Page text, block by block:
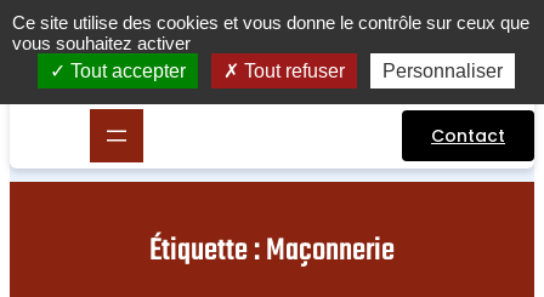
Aller
au
contenu
Contact
Étiquette :Maçonnerie
Ce site utilise des cookies et vous donne le contrôle sur ceux que
vous souhaitez activer
Tout accepter
Tout refuser Personnaliser